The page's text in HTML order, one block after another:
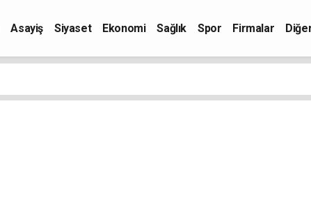
Asayiş Siyaset Ekonomi Sağlık Spor Firmalar